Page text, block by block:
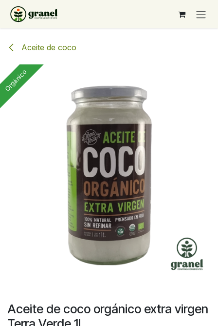
Ir al contenido
Aceite de coco
Orgánico
Aceite de coco orgánico extra virgen